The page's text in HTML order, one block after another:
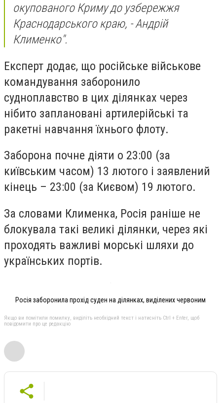
окупованого Криму до узбережжя
Краснодарського краю, - Андрій
Клименко".
Експерт додає, що російське військове
командування заборонило
судноплавство в цих ділянках через
нібито заплановані артилерійські та
ракетні навчання їхнього флоту.
Заборона почне діяти о 23:00 (за
київським часом) 13 лютого і заявлений
кінець – 23:00 (за Києвом) 19 лютого.
За словами Клименка, Росія раніше не
блокувала такі великі ділянки, через які
проходять важливі морські шляхи до
українських портів.
Росія заборонила прохід суден на ділянках, виділених червоним
Якщо ви помітили помилку, виділіть необхідний текст і натисніть Ctrl + Enter, щоб
повідомити про це редакцію